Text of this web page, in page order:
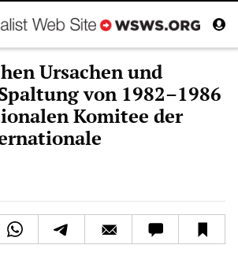
Ursachen und
von 1982–1986
Komitee der